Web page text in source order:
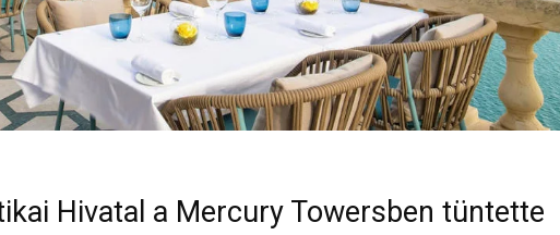
Hivatal a Mercury Towersben tüntette